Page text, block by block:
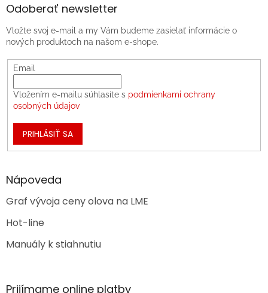
Odoberať newsletter
Vložte svoj e-mail a my Vám budeme zasielať informácie o
nových produktoch na našom e-shope.
Email
Vložením e-mailu súhlasíte s podmienkami ochrany
osobných údajov
PRIHLÁSIŤ SA
Nápoveda
Graf vývoja ceny olova na LME
Hot-line
Manuály k stiahnutiu
Prijímame online platby